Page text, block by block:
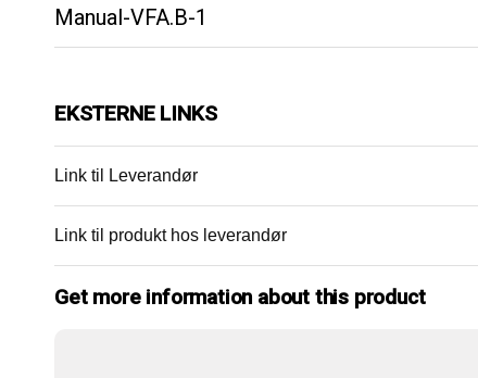
Manual-VFA.B-1
EKSTERNE LINKS
Link til Leverandør
Link til produkt hos leverandør
Get more information about this product